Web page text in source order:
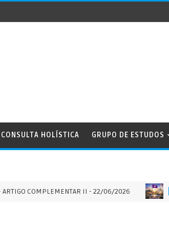
CONSULTA HOLÍSTICA GRUPO DE ESTUDOS
COMPLEMENTAR II - 22/06/2026